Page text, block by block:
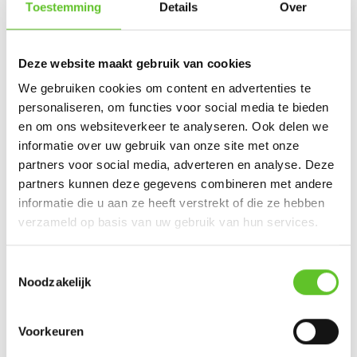
Toestemming Details Over
Deze website maakt gebruik van cookies
We gebruiken cookies om content en advertenties te
personaliseren, om functies voor social media te bieden
en om ons websiteverkeer te analyseren. Ook delen we
informatie over uw gebruik van onze site met onze
partners voor social media, adverteren en analyse. Deze
partners kunnen deze gegevens combineren met andere
informatie die u aan ze heeft verstrekt of die ze hebben
verzameld op basis van uw gebruik van hun services.
Noodzakelijk
Voorkeuren
Het Koning Boudewijnpark ligt in Jette, niet zo ver van
het Dieleghem bos.
Je kan er makkelijk geraken met het openbaar vervoer.
Er stoppen verschillende bussen (13, 14, 83, 88) en ook
het station van Jette is op wandelafstand.
Op zoek naar nog meer
coolste plekken in Brussel?
Op de kaart hieronder vind je de andere coole plek van
Brusselse ketjes. Klik op de gekleurde markers om meer